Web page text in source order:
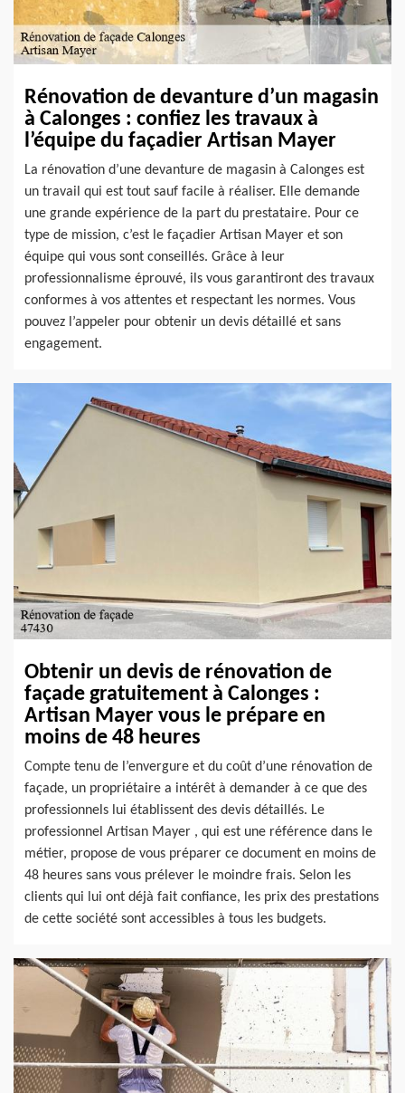
Rénovation de devanture d’un magasin
à Calonges : confiez les travaux à
l’équipe du façadier Artisan Mayer
La rénovation d’une devanture de magasin à Calonges est
un travail qui est tout sauf facile à réaliser. Elle demande
une grande expérience de la part du prestataire. Pour ce
type de mission, c’est le façadier Artisan Mayer et son
équipe qui vous sont conseillés. Grâce à leur
professionnalisme éprouvé, ils vous garantiront des travaux
conformes à vos attentes et respectant les normes. Vous
pouvez l’appeler pour obtenir un devis détaillé et sans
engagement.
Obtenir un devis de rénovation de
façade gratuitement à Calonges :
Artisan Mayer vous le prépare en
moins de 48 heures
Compte tenu de l’envergure et du coût d’une rénovation de
façade, un propriétaire a intérêt à demander à ce que des
professionnels lui établissent des devis détaillés. Le
professionnel Artisan Mayer , qui est une référence dans le
métier, propose de vous préparer ce document en moins de
48 heures sans vous prélever le moindre frais. Selon les
clients qui lui ont déjà fait confiance, les prix des prestations
de cette société sont accessibles à tous les budgets.